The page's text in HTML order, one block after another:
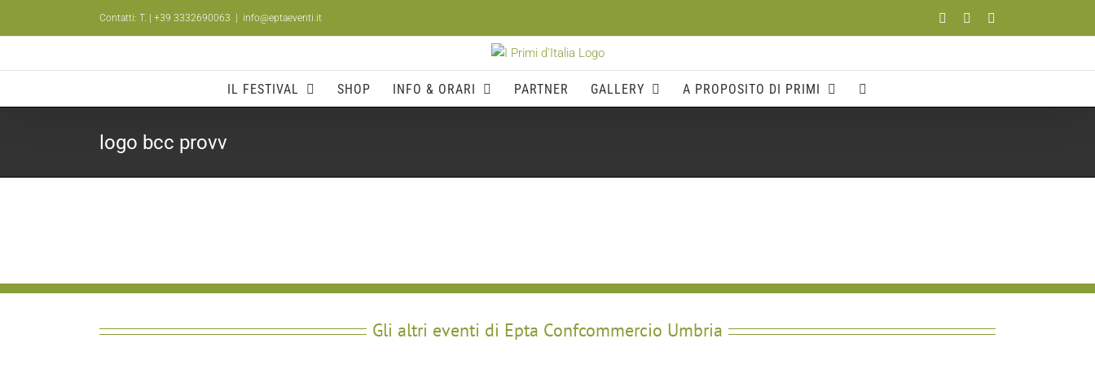
Contatti: T. | +39 3332690063 info@eptaeventi.it FacebookYouTube
IL FESTIVAL SHOP INFO & ORARI PARTNER GALLERY A PROPOSITO DI PRIMI
logo bcc provv
Gli altri eventi di Epta Confcommercio Umbria